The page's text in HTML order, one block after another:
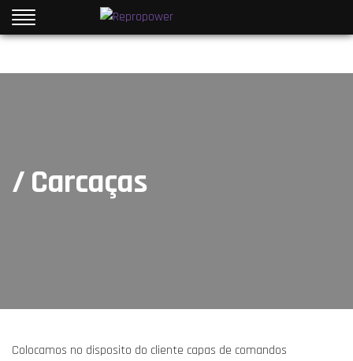
/ Carcaças
Colocamos no disposito do cliente capas de comandos